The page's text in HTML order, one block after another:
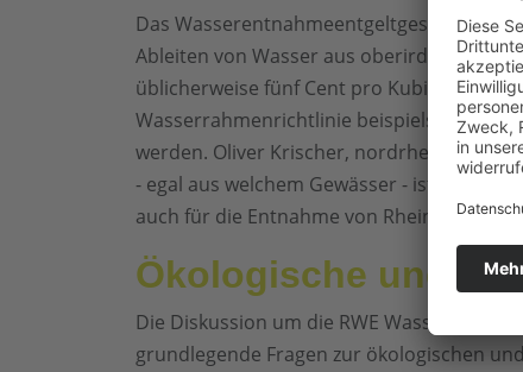
Das Wasserentnahmeentgeltgesetz NRW
Ableiten von Wasser aus oberirdischen
üblicherweise fünf Cent pro Kubikmeter.
Wasserrahmenrichtlinie beispielsweise
werden. Oliver Krischer, nordrhein-
- egal aus welchem Gewässer - ist nach
auch für die Entnahme von Rheinwasser
Ökologische und
Die Diskussion um die RWE
grundlegende Fragen zur ökologischen